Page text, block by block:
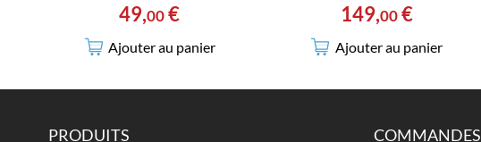
49,00 €
Ajouter au panier
149,00 €
Ajouter au panier
PRODUITS
COMMANDES